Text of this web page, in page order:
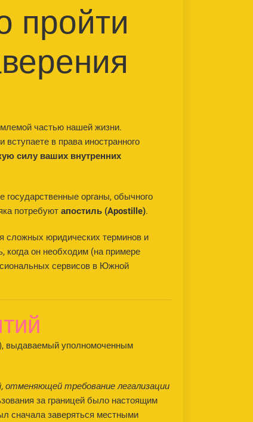
пройти
частью нашей жизни.
в права иностранного
силу ваших внутренних
органы, обычного
потребуютапостиль (Apostille).
сложных юридических терминов и
когда он необходим (на примере
сервисов в Южной
выдаваемый уполномоченным
отменяющей требование легализации
сначала заверяться местными